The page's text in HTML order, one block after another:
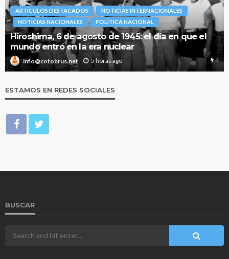
ARTÍCULOS DESTACADOS
NOTICIAS INTERNACIONALES
NOTICIAS NACIONALES
POLÍTICA NACIONAL
Hiroshima, 6 de agosto de 1945: el día en que el
mundo entró en la era nuclear
info@cotobrus.net 5 horas ago 4
ESTAMOS EN REDES SOCIALES
BUSCAR